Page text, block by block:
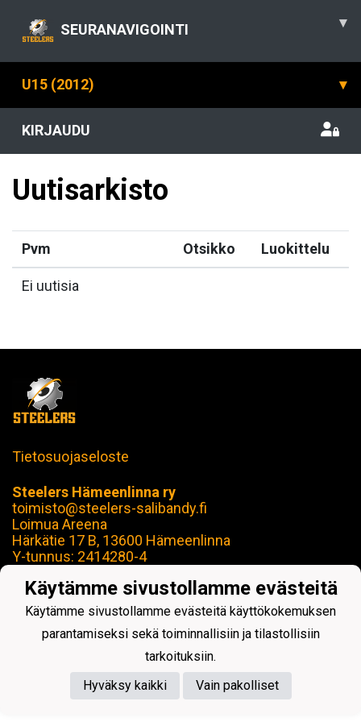
SEURANAVIGOINTI ▾
U15 (2012) ▾
KIRJAUDU
Uutisarkisto
Pvm Otsikko Luokittelu
Ei uutisia
Tietosuojaseloste
Steelers Hämeenlinna ry
toimisto@steelers-salibandy.fi
Loimua Areena
Härkätie 17 B, 13600 Hämeenlinna
Y-tunnus: 2414280-4
Käytämme sivustollamme evästeitä
Käytämme sivustollamme evästeitä käyttökokemuksen
parantamiseksi sekä toiminnallisiin ja tilastollisiin
tarkoituksiin.
Hyväksy kaikki
Vain pakolliset